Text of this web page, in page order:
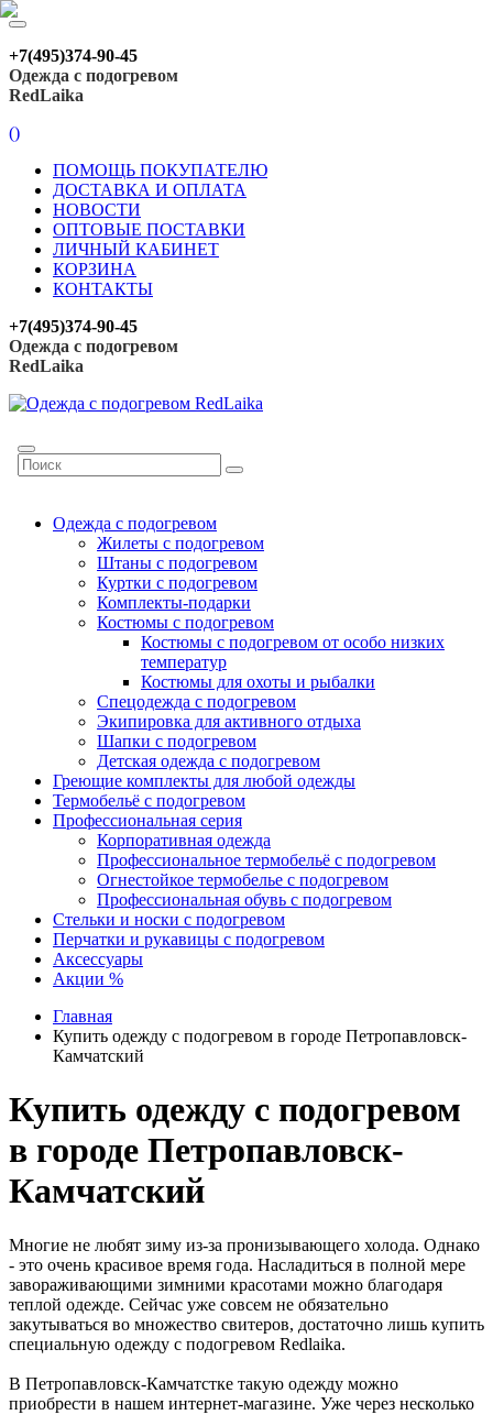
+7(495)374-90-45
Одежда с подогревом
RedLaika
()
ПОМОЩЬ ПОКУПАТЕЛЮ
ДОСТАВКА И ОПЛАТА
НОВОСТИ
ОПТОВЫЕ ПОСТАВКИ
ЛИЧНЫЙ КАБИНЕТ
КОРЗИНА
КОНТАКТЫ
+7(495)374-90-45
Одежда с подогревом
RedLaika
Одежда с подогревом
Жилеты с подогревом
Штаны с подогревом
Куртки с подогревом
Комплекты-подарки
Костюмы с подогревом
Костюмы с подогревом от особо низких
температур
Костюмы для охоты и рыбалки
Спецодежда с подогревом
Экипировка для активного отдыха
Шапки с подогревом
Детская одежда с подогревом
Греющие комплекты для любой одежды
Термобельё с подогревом
Профессиональная серия
Корпоративная одежда
Профессиональное термобельё с подогревом
Огнестойкое термобелье с подогревом
Профессиональная обувь с подогревом
Стельки и носки с подогревом
Перчатки и рукавицы с подогревом
Аксессуары
Акции %
Главная
Купить одежду с подогревом в городе Петропавловск-
Камчатский
Купить одежду с подогревом
в городе Петропавловск-
Камчатский
Многие не любят зиму из-за пронизывающего холода. Однако
- это очень красивое время года. Насладиться в полной мере
завораживающими зимними красотами можно благодаря
теплой одежде. Сейчас уже совсем не обязательно
закутываться во множество свитеров, достаточно лишь купить
специальную одежду с подогревом Redlaika.
В Петропавловск-Камчатстке такую одежду можно
приобрести в нашем интернет-магазине. Уже через несколько